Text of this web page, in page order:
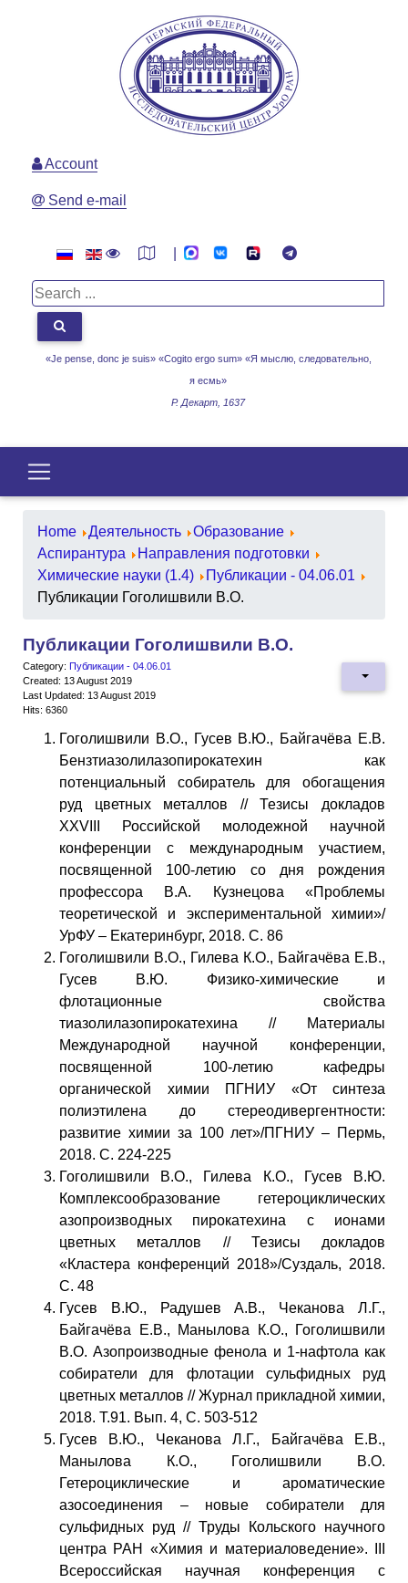
«Je pense, donc je suis» «Cogito ergo sum» «Я мыслю, следовательно,
я есмь»
Р. Декарт, 1637
Account
Send e-mail
Home Деятельность
Образование
Аспирантура
Направления подготовки
Химические науки (1.4)
Публикации - 04.06.01
Публикации Гоголишвили В.О.
Публикации Гоголишвили В.О.
Category: Публикации - 04.06.01
Created: 13 August 2019
Last Updated: 13 August 2019
Hits: 6360
Гоголишвили В.О., Гусев В.Ю., Байгачёва Е.В.
Бензтиазолилазопирокатехин как
потенциальный собиратель для обогащения
руд цветных металлов // Тезисы докладов
XXVIII Российской молодежной научной
конференции с международным участием,
посвященной 100-летию со дня рождения
профессора В.А. Кузнецова «Проблемы
теоретической и экспериментальной химии»/
УрФУ – Екатеринбург, 2018. С. 86
Гоголишвили В.О., Гилева К.О., Байгачёва Е.В.,
Гусев В.Ю. Физико-химические и
флотационные свойства
тиазолилазопирокатехина // Материалы
Международной научной конференции,
посвященной 100-летию кафедры
органической химии ПГНИУ «От синтеза
полиэтилена до стереодивергентности:
развитие химии за 100 лет»/ПГНИУ – Пермь,
2018. С. 224-225
Гоголишвили В.О., Гилева К.О., Гусев В.Ю.
Комплексообразование гетероциклических
азопроизводных пирокатехина с ионами
цветных металлов // Тезисы докладов
«Кластера конференций 2018»/Суздаль, 2018.
С. 48
Гусев В.Ю., Радушев А.В., Чеканова Л.Г.,
Байгачёва Е.В., Манылова К.О., Гоголишвили
В.О. Азопроизводные фенола и 1-нафтола как
собиратели для флотации сульфидных руд
цветных металлов // Журнал прикладной химии,
2018. Т.91. Вып. 4, С. 503-512
Гусев В.Ю., Чеканова Л.Г., Байгачёва Е.В.,
Манылова К.О., Гоголишвили В.О.
Гетероциклические и ароматические
азосоединения – новые собиратели для
сульфидных руд // Труды Кольского научного
центра РАН «Химия и материаловедение». III
Всероссийская научная конференция с